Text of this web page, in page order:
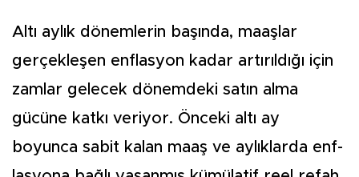
Altı aylık dönemlerin başın­da, maaşlar
gerçekleşen enf­lasyon kadar artırıldığı için
zamlar gelecek dönemdeki sa­tın alma
gücüne katkı veriyor. Önceki altı ay
boyunca sabit kalan maaş ve aylıklarda enf­